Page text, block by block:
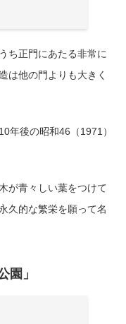
ち正門にあたる非常に
は他の門よりも大きく
年後の昭和46（1971）
が青々しい葉をつけて
久的な繁栄を願って名
園」